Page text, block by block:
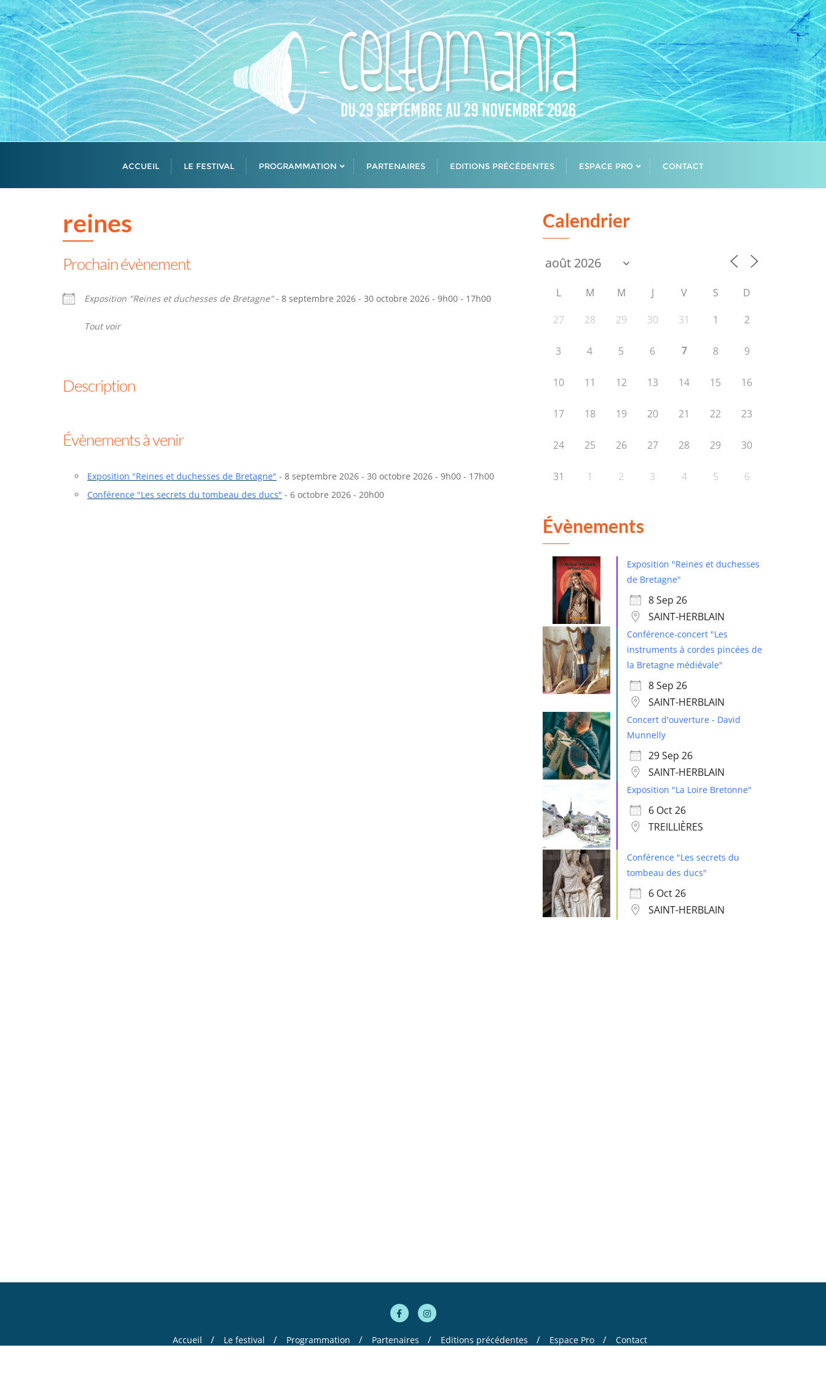
Skip
to
content
ACCUEIL LE FESTIVAL PROGRAMMATION PARTENAIRES EDITIONS PRÉCÉDENTES ESPACE PRO CONTACT
reines
Prochain évènement
Exposition "Reines et duchesses de Bretagne"- 8 septembre 2026 - 30 octobre 2026 - 9h00 - 17h00
Tout voir
Description
Évènements à venir
Exposition "Reines et duchesses de Bretagne" - 8 septembre 2026 - 30 octobre 2026 - 9h00 - 17h00
Conférence "Les secrets du tombeau des ducs" - 6 octobre 2026 - 20h00
Calendrier
L M M J V S
D
27
28 29 30 31 1 2
3 4 5 6 7 8 9
10 11 12 13 14 15 16
17 18 19 20 21 22 23
24 25 26 27 28 29 30
31 1 2 3 4 5 6
Évènements
Exposition "Reines et duchesses
de Bretagne"
8 Sep 26
SAINT-HERBLAIN
Conférence-concert "Les
instruments à cordes pincées de
la Bretagne médiévale"
8 Sep 26
SAINT-HERBLAIN
Concert d'ouverture - David
Munnelly
29 Sep 26
SAINT-HERBLAIN
Exposition "La Loire Bretonne"
6 Oct 26
TREILLIÈRES
Conférence "Les secrets du
tombeau des ducs"
6 Oct 26
SAINT-HERBLAIN
Accueil Le festival Programmation Partenaires Editions précédentes Espace Pro Contact